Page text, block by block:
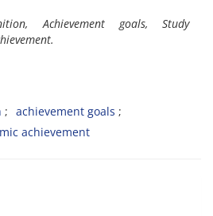
Achievement goals, Study
achievement goals
achievement